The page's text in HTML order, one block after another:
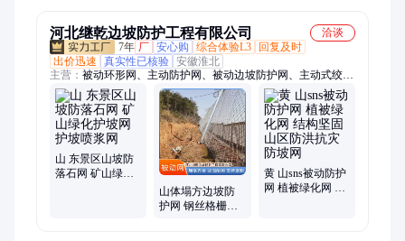
河北继乾边坡防护工程有限公司
洽谈
7年 厂 安心购 综合体验L3
回复及时
出价迅速
真实性已核验 安徽淮北
主营： 被动环形网、主动防护网、被动边坡防护网、主动式绞索
网、边坡网、主动边坡防护网、环形边坡防护网、sns边坡防护
网、sns被动边坡防护网、sns被动防护网、钢丝绳防护网、山体
边坡防护网、落石防护网、sns山体边坡防护网、山体网、主动
落石防护网、被动落石防护网、主动网、被动网、环形网、柔性
边坡防护网、柔性主动网、柔性被动网、主动钢丝绳网
山 东景区山坡防
落石网 矿山绿化
山体塌方边坡防
护网 钢丝格栅材
黄 山sns被动防护
网 植被绿化网 结